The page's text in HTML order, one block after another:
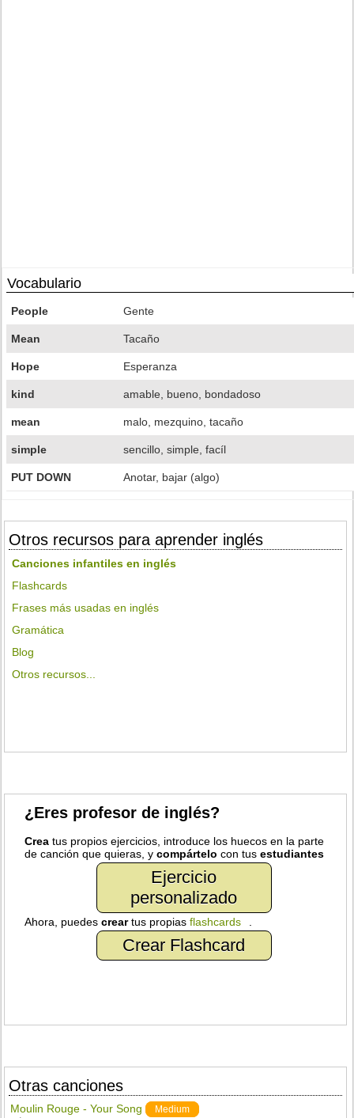
Vocabulario
People Gente
Mean Tacaño
Hope Esperanza
kind amable, bueno, bondadoso
mean malo, mezquino, tacaño
simple sencillo, simple, facíl
PUT DOWN Anotar, bajar (algo)
Otros recursos para aprender inglés
Canciones infantiles en inglés
Flashcards
Frases más usadas en inglés
Gramática
Blog
Otros recursos...
¿Eres profesor de inglés?
Crea tus propios ejercicios, introduce los huecos en la parte
de canción que quieras, ycompártelo con tusestudiantes
Ejercicio
personalizado
Ahora, puedescreartus propiasflashcards
Crear Flashcard
Otras canciones
Moulin Rouge - Your Song Medium